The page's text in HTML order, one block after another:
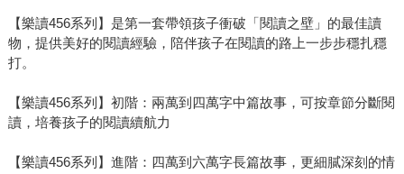
【樂讀456系列】是第一套帶領孩子衝破「閱讀之壁」的最佳讀
物，提供美好的閱讀經驗，陪伴孩子在閱讀的路上一步步穩扎穩
打。
【樂讀456系列】初階：兩萬到四萬字中篇故事，可按章節分斷閱
讀，培養孩子的閱讀續航力
【樂讀456系列】進階：四萬到六萬字長篇故事，更細膩深刻的情